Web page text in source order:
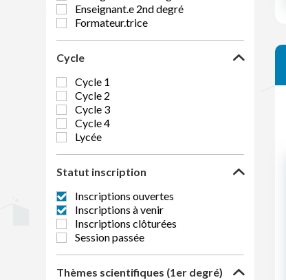
Enseignant.e 2nd degré
Formateur.trice
Cycle
Cycle 1
Cycle 2
Cycle 3
Cycle 4
Lycée
Statut inscription
Inscriptions ouvertes
Inscriptions à venir
Inscriptions clôturées
Session passée
Thèmes scientifiques (1er degré)